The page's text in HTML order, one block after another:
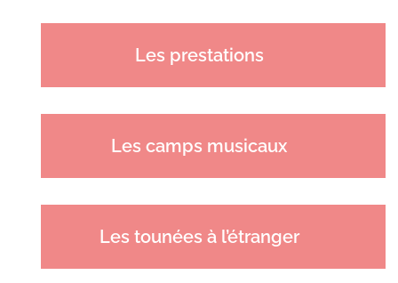
Les prestations
Les camps musicaux
Les tounées à l’étranger